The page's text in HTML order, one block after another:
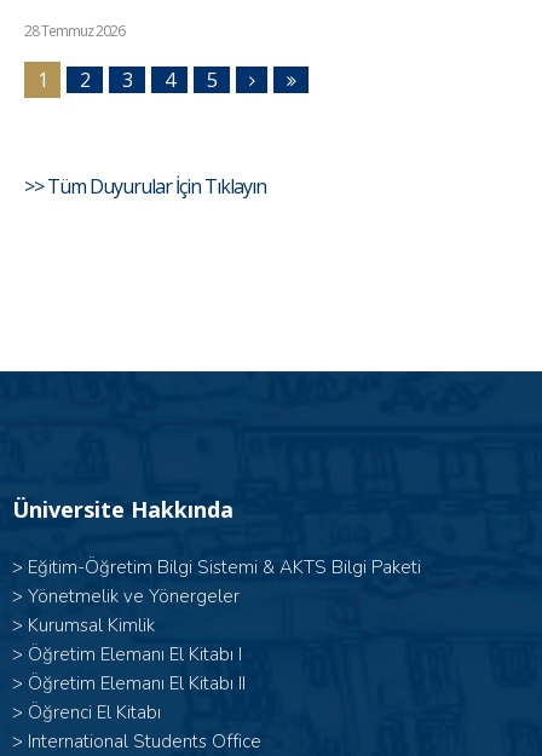
28 Temmuz 2026
1 2 3 4 5
>> Tüm Duyurular İçin Tıklayın
Üniversite Hakkında
> Eğitim-Öğretim Bilgi Sistemi & AKTS Bilgi Paketi
> Yönetmelik ve Yönergeler
> Kurumsal Kimlik
> Öğretim Elemanı El Kitabı I
> Öğretim Elemanı El Kitabı II
> Öğrenci El Kitabı
> International Students Office